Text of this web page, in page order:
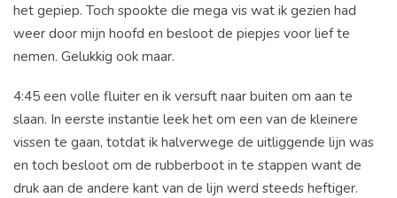
het gepiep. Toch spookte die mega vis wat ik gezien had
weer door mijn hoofd en besloot de piepjes voor lief te
nemen. Gelukkig ook maar.
4:45 een volle fluiter en ik versuft naar buiten om aan te
slaan. In eerste instantie leek het om een van de kleinere
vissen te gaan, totdat ik halverwege de uitliggende lijn was
en toch besloot om de rubberboot in te stappen want de
druk aan de andere kant van de lijn werd steeds heftiger.